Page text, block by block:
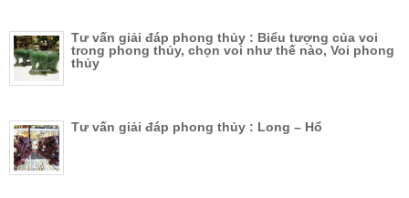
Tư vấn giải đáp phong thủy : Biểu tượng của voi
trong phong thủy, chọn voi như thế nào, Voi phong
thủy
Tư vấn giải đáp phong thủy : Long – Hổ